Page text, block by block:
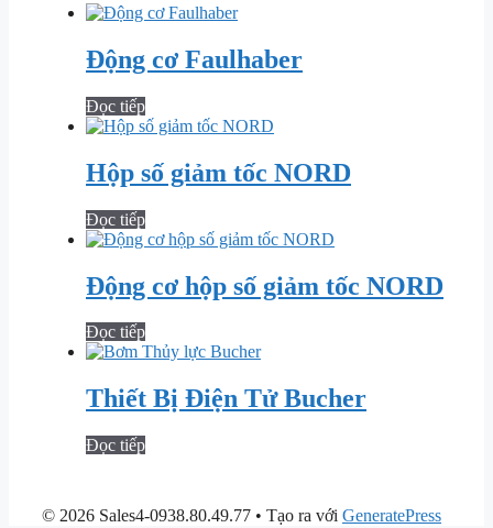
Động cơ Faulhaber
Đọc tiếp
Hộp số giảm tốc NORD
Đọc tiếp
Động cơ hộp số giảm tốc NORD
Đọc tiếp
Thiết Bị Điện Tử Bucher
Đọc tiếp
© 2026 Sales4-0938.80.49.77 • Tạo ra với GeneratePress